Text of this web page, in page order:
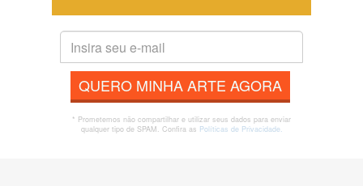
QUERO MINHA ARTE AGORA
* Prometemos não compartilhar e utilizar seus dados para enviar
qualquer tipo de SPAM. Confira as Políticas de Privacidade.